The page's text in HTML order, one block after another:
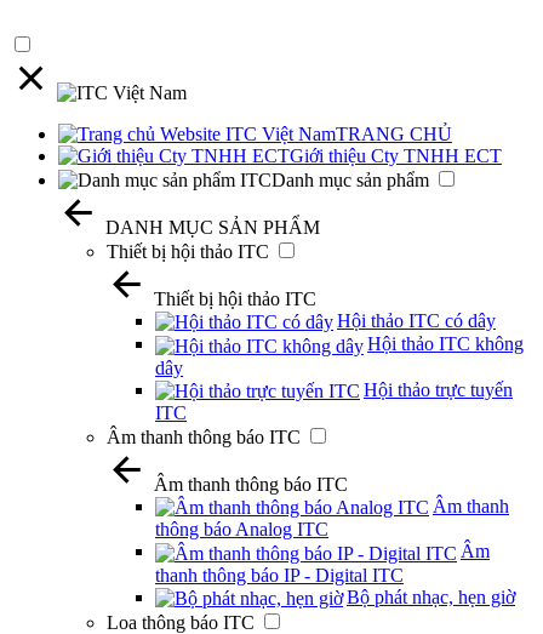
TRANG CHỦ
Giới thiệu Cty TNHH ECT
Danh mục sản phẩm
DANH MỤC SẢN PHẨM
Thiết bị hội thảo ITC
Thiết bị hội thảo ITC
Hội thảo ITC có dây
Hội thảo ITC không
dây
Hội thảo trực tuyến
ITC
Âm thanh thông báo ITC
Âm thanh thông báo ITC
Âm thanh
thông báo Analog ITC
Âm
thanh thông báo IP - Digital ITC
Bộ phát nhạc, hẹn giờ
Loa thông báo ITC